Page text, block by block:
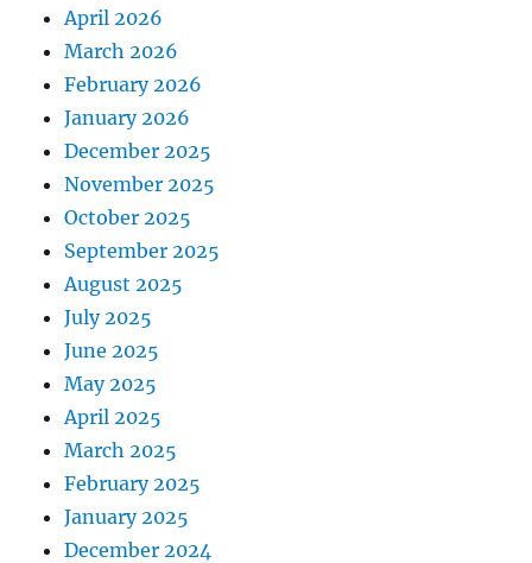
April 2026
March 2026
February 2026
January 2026
December 2025
November 2025
October 2025
September 2025
August 2025
July 2025
June 2025
May 2025
April 2025
March 2025
February 2025
January 2025
December 2024